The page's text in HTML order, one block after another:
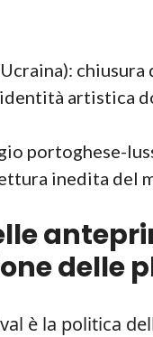
artistica
portoghese-
inedita del
delle
è la politica